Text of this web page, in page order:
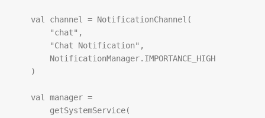
val channel = NotificationChannel (
"chat" ,
"Chat Notification" ,
NotificationManager. IMPORTANCE_HIGH
val manager =
getSystemService(